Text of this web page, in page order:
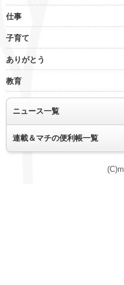
仕事
子育て
ありがとう
教育
ニュース一覧
連載＆マチの便利帳一覧